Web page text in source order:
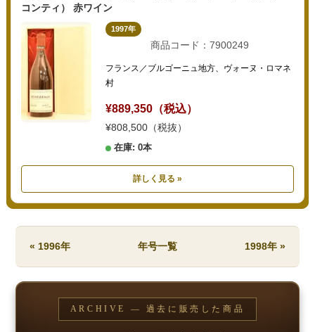
コンティ） 赤ワイン
1997年
商品コード：7900249
フランス／ブルゴーニュ地方、ヴォーヌ・ロマネ
村
¥889,350（税込）
¥808,500（税抜）
在庫: 0本
詳しく見る »
« 1996年 年号一覧 1998年 »
ARCHIVE — 過去に販売した商品